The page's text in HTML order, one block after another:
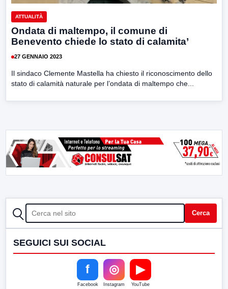
ATTUALITÀ
Ondata di maltempo, il comune di
Benevento chiede lo stato di calamita’
27 GENNAIO 2023
Il sindaco Clemente Mastella ha chiesto il riconoscimento dello
stato di calamità naturale per l’ondata di maltempo che...
CERCA Cerca
SEGUICI SUI SOCIAL
f
Facebook
◎
Instagram
▶
YouTube